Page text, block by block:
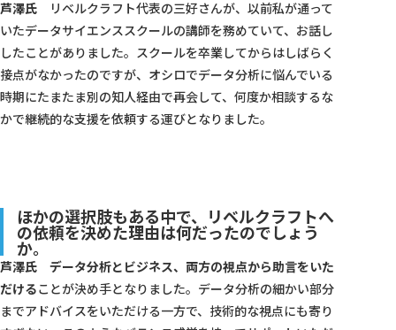
芦澤氏
リベルクラフト代表の三好さんが、以前私が通って
いたデータサイエンススクールの講師を務めていて、お話し
したことがありました。スクールを卒業してからはしばらく
接点がなかったのですが、オシロでデータ分析に悩んでいる
時期にたまたま別の知人経由で再会して、何度か相談するな
かで継続的な支援を依頼する運びとなりました。
ほかの選択肢もある中で、リベルクラフトへ
の依頼を決めた理由は何だったのでしょう
か。
芦澤氏 データ分析とビジネス、両方の視点から助言をいた
だけることが決め手となりました。データ分析の細かい部分
までアドバイスをいただける一方で、技術的な視点にも寄り